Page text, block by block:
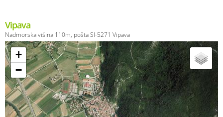
Vipava
Nadmorska višina 110m, pošta SI-5271 Vipava
+
−